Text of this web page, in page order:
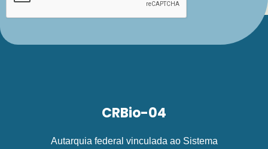
CRBio-04
Autarquia federal vinculada ao Sistema